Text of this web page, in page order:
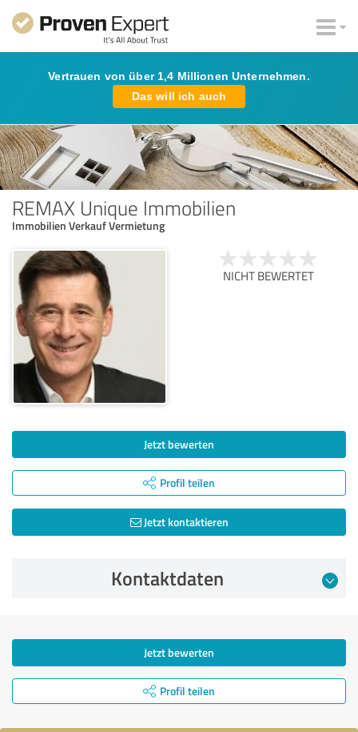
Vertrauen von über 1,4 Millionen Unternehmen.
Das will ich auch
REMAX Unique Immobilien
Immobilien Verkauf Vermietung
NICHT BEWERTET
Jetzt bewerten
Profil teilen
Jetzt kontaktieren
Kontaktdaten
Jetzt bewerten
Profil teilen